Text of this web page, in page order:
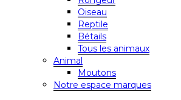
Oiseau
Reptile
Bétails
Tous les animaux
Animal
Moutons
Notre espace marques